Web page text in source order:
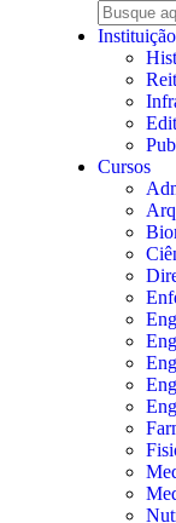
Instituição
Cursos